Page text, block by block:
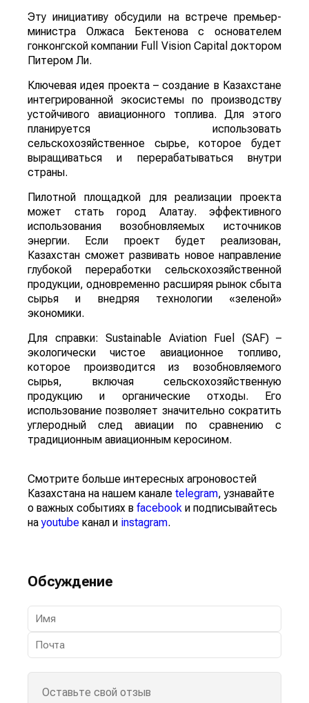
Эту инициативу обсудили на встрече премьер-
министра Олжаса Бектенова с основателем
гонконгской компании Full Vision Capital доктором
Питером Ли.
Ключевая идея проекта – создание в Казахстане
интегрированной экосистемы по производству
устойчивого авиационного топлива. Для этого
планируется использовать
сельскохозяйственное сырье, которое будет
выращиваться и перерабатываться внутри
страны.
Пилотной площадкой для реализации проекта
может стать город Алатау. эффективного
использования возобновляемых источников
энергии. Если проект будет реализован,
Казахстан сможет развивать новое направление
глубокой переработки сельскохозяйственной
продукции, одновременно расширяя рынок сбыта
сырья и внедряя технологии «зеленой»
экономики.
Для справки: Sustainable Aviation Fuel (SAF) –
экологически чистое авиационное топливо,
которое производится из возобновляемого
сырья, включая сельскохозяйственную
продукцию и органические отходы. Его
использование позволяет значительно сократить
углеродный след авиации по сравнению с
традиционным авиационным керосином.
Смотрите больше интересных агроновостей
Казахстана на нашем канале telegram, узнавайте
о важных событиях в facebook и подписывайтесь
наyoutube канал и instagram.
Обсуждение